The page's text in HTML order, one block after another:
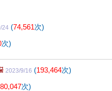
24 (74,561次)
次)
2023/9/16 (193,464次)
80,047次)